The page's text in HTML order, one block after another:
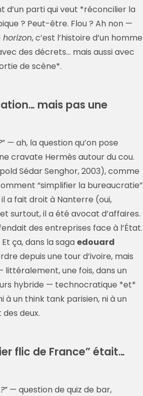
d’un parti qui veut *réconcilier la
? Peut-être. Flou ? Ah non —
, c’est l’histoire d’un homme
des décrets… mais aussi avec
de scène*.
mais pas une
” — ah, la question qu’on pose
cravate Hermès autour du cou.
Sédar Senghor, 2003), comme
“simplifier la bureaucratie”
il a fait droit à Nanterre (oui,
surtout, il a été avocat d’affaires.
des entreprises face à l’État.
ça, dans la saga edouard
depuis une tour d’ivoire, mais
littéralement, une fois, dans un
hybride — technocratique *et*
un think tank parisien, ni à un
deux.
flic de France” était…
” — question de quiz de bar,